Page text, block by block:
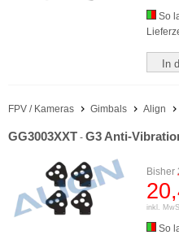
So
In
FPV / Kameras Gimbals Align
GG3003XXT - G3 Anti-
Bisher
inkl.
So